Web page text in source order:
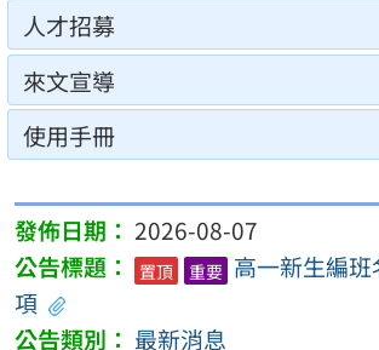
人才招募
來文宣導
使用手冊
2026-08-07
置頂 重要 高一新生編
項
最新消息